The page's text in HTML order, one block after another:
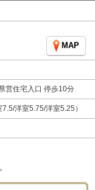
MAP
営住宅入口 停歩10分
洋室5.75/洋室5.25）